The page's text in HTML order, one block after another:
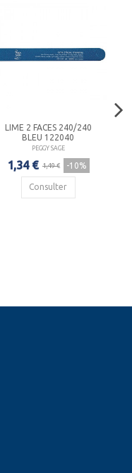
LIME 2 FACES 240/240
BLEU 122040
PEGGY SAGE
1,34 € 1,49 € -10%
Consulter